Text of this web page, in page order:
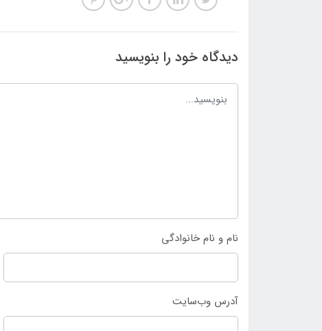
دیدگاه خود را بنویسید
نام و نام خانوادگی
آدرس وب‌سایت